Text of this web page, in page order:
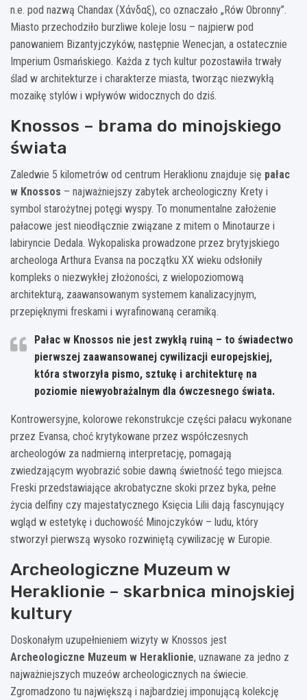
n.e. pod nazwą Chandax (Χάνδαξ), co oznaczało „Rów Obronny”.
Miasto przechodziło burzliwe koleje losu – najpierw pod
panowaniem Bizantyjczyków, następnie Wenecjan, a ostatecznie
Imperium Osmańskiego. Każda z tych kultur pozostawiła trwały
ślad w architekturze i charakterze miasta, tworząc niezwykłą
mozaikę stylów i wpływów widocznych do dziś.
Knossos – brama do minojskiego
świata
Zaledwie 5 kilometrów od centrum Heraklionu znajduje się pałac
w Knossos – najważniejszy zabytek archeologiczny Krety i
symbol starożytnej potęgi wyspy. To monumentalne założenie
pałacowe jest nieodłącznie związane z mitem o Minotaurze i
labiryncie Dedala. Wykopaliska prowadzone przez brytyjskiego
archeologa Arthura Evansa na początku XX wieku odsłoniły
kompleks o niezwykłej złożoności, z wielopoziomową
architekturą, zaawansowanym systemem kanalizacyjnym,
przepięknymi freskami i wyrafinowaną ceramiką.
Pałac w Knossos nie jest zwykłą ruiną – to świadectwo
pierwszej zaawansowanej cywilizacji europejskiej,
która stworzyła pismo, sztukę i architekturę na
poziomie niewyobrażalnym dla ówczesnego świata.
Kontrowersyjne, kolorowe rekonstrukcje części pałacu wykonane
przez Evansa, choć krytykowane przez współczesnych
archeologów za nadmierną interpretację, pomagają
zwiedzającym wyobrazić sobie dawną świetność tego miejsca.
Freski przedstawiające akrobatyczne skoki przez byka, pełne
życia delfiny czy majestatycznego Księcia Lilii dają fascynujący
wgląd w estetykę i duchowość Minojczyków – ludu, który
stworzył pierwszą wysoko rozwiniętą cywilizację w Europie.
Archeologiczne Muzeum w
Heraklionie – skarbnica minojskiej
kultury
Doskonałym uzupełnieniem wizyty w Knossos jest
Archeologiczne Muzeum w Heraklionie, uznawane za jedno z
najważniejszych muzeów archeologicznych na świecie.
Zgromadzono tu największą i najbardziej imponującą kolekcję